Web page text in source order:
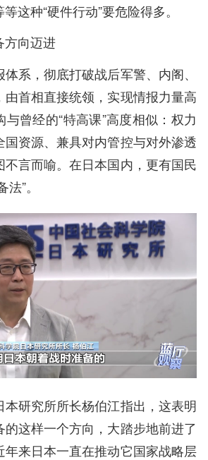
这种“硬件行动”要危险得多。
方向迈进
系，彻底打破战后军警、内阁、
首相直接统领，实现情报力量高
曾经的“特高课”高度相似：权力
国资源、兼具对内管控与对外渗透
言而喻。在日本国内，更有国民
”。
本研究所所长杨伯江指出，这表明
的这样一个方向，大踏步地前进了
来日本一直在推动它国家战略层